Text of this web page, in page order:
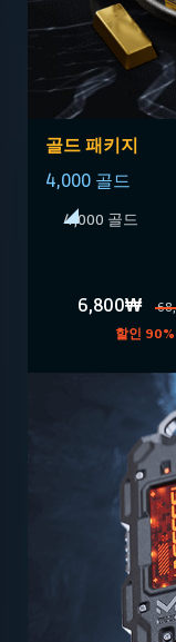
골드 패키지
4,000 골드
4,000 골드
6,800₩
할인 90%